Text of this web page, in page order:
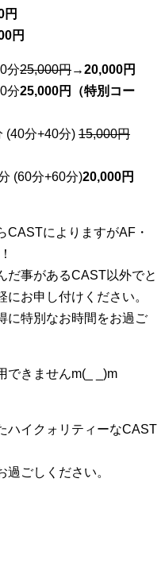
円
円
分25,000円→20,000円
分25,000円（特別コー
(40分+40分) 15,000円
(60分+60分)20,000円
CASTによりますがAF・
だ事があるCAST以外でと
お申し付けください。
に特別なお時間をお過ご
できませんm(_ _)m
ハイクォリティーなCAST
過ごしください。